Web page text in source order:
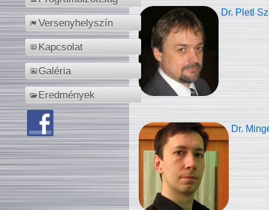
Versenyhelyszín
Kapcsolat
Galéria
Eredmények
Dr. Pletl
Dr.